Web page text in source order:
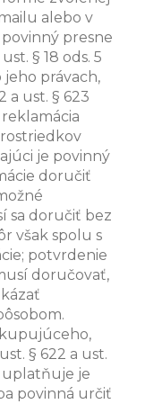
alebo v
presne
§ 18 ods. 5
právach,
a ust. § 623
je povinný
doručiť
sa doručiť bez
však spolu s
potvrdenie
doručovať,
§ 622 a ust.
uplatňuje je
povinná určiť